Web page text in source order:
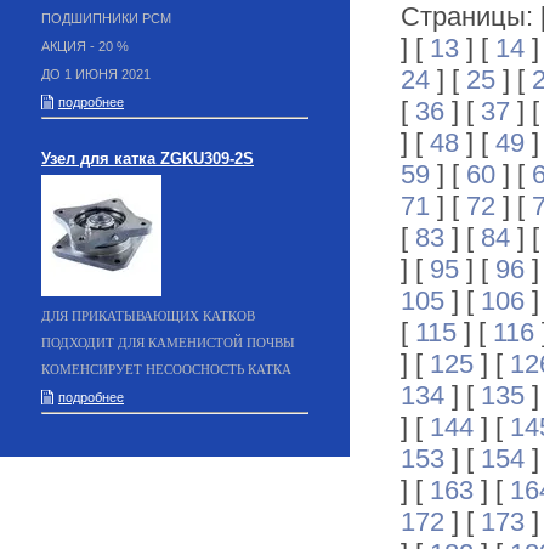
] [ 13 ] [ 14
24 ] [ 25 ] [
[ 36 ] [ 37 ]
] [ 48 ] [ 49
59 ] [ 60 ] [
71 ] [ 72 ] [
[ 83 ] [ 84 ]
] [ 95 ] [ 96
105 ] [ 106
[ 115 ] [ 116
] [ 125 ] [
134 ] [ 135
] [ 144 ] [
153 ] [ 154
] [ 163 ] [
172 ] [ 173
ПОДШИПНИКИ РСМ
АКЦИЯ - 20 %
ДО 1 ИЮНЯ 2021
подробнее
Узел для катка ZGKU309-2S
ДЛЯ ПРИКАТЫВАЮЩИХ КАТКОВ
ПОДХОДИТ ДЛЯ КАМЕНИСТОЙ ПОЧВЫ
КОМЕНСИРУЕТ НЕСООСНОСТЬ КАТКА
подробнее